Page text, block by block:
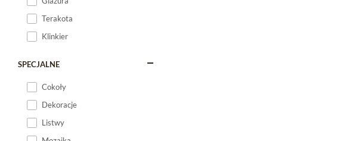
Terakota
Klinkier
SPECJALNE
Cokoły
Dekoracje
Listwy